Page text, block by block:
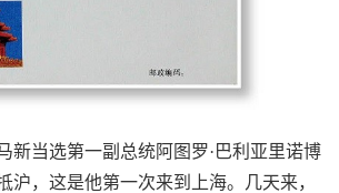
新当选第一副总统阿图罗·巴利亚里诺博
沪，这是他第一次来到上海。几天来，